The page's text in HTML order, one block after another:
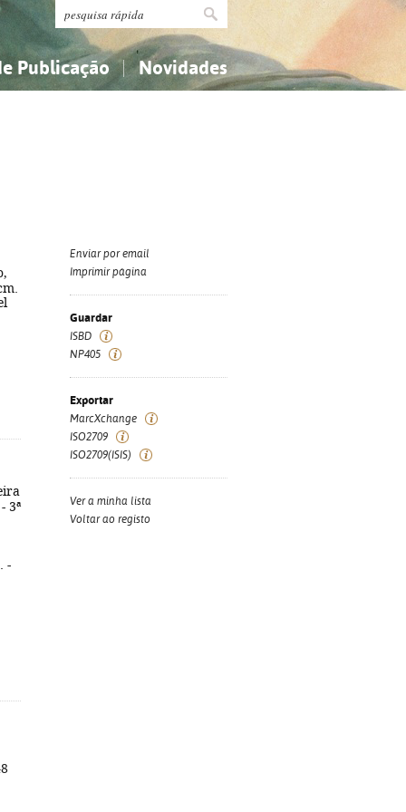
Publicação Novidades
3ª
-
Enviar por email
Imprimir página
Guardar
ISBD
NP405
Exportar
MarcXchange
ISO2709
ISO2709(ISIS)
Ver a minha lista
Voltar ao registo